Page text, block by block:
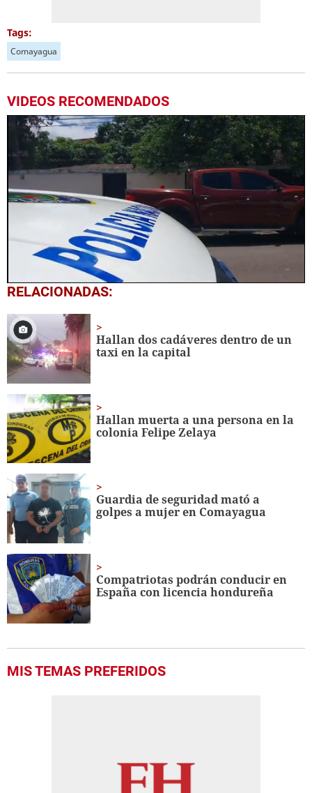
Tags:
Comayagua
VIDEOS RECOMENDADOS
0
seconds
1
minute,
14
seconds
RELACIONADAS:
Hallan dos cadáveres dentro de un
taxi en la capital
Hallan muerta a una persona en la
colonia Felipe Zelaya
Guardia de seguridad mató a
golpes a mujer en Comayagua
Compatriotas podrán conducir en
España con licencia hondureña
MIS TEMAS PREFERIDOS